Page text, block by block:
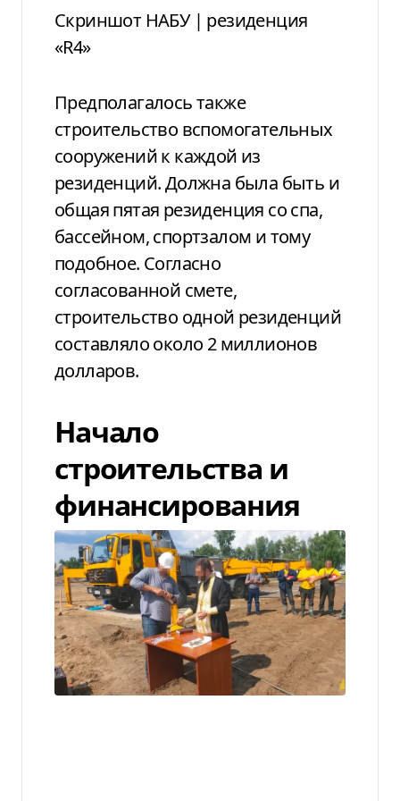
Скриншот НАБУ | резиденция
«R4»
Предполагалось также
строительство вспомогательных
сооружений к каждой из
резиденций. Должна была быть и
общая пятая резиденция со спа,
бассейном, спортзалом и тому
подобное. Согласно
согласованной смете,
строительство одной резиденций
составляло около 2 миллионов
долларов.
Начало
строительства и
финансирования